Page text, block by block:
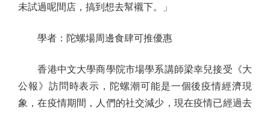
未試過呢間店，搞到想去幫襯下。」
學者：陀螺場周邊食肆可推優惠
香港中文大學商學院市場學系講師梁幸兒接受《大
公報》訪問時表示，陀螺潮可能是一個後疫情經濟現
象，在疫情期間，人們的社交減少，現在疫情已經過去